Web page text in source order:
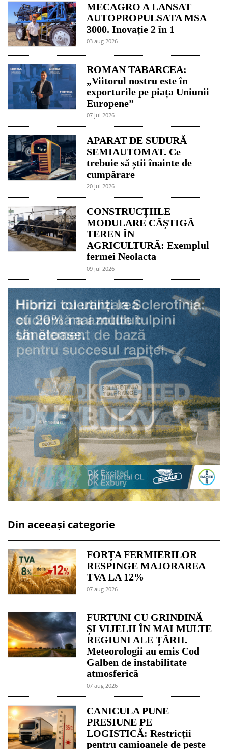
MECAGRO A LANSAT
AUTOPROPULSATA MSA
3000. Inovație 2 în 1
03 aug 2026
ROMAN TABARCEA:
„Viitorul nostru este în
exporturile pe piața Uniunii
Europene”
07 jul 2026
APARAT DE SUDURĂ
SEMIAUTOMAT. Ce
trebuie să știi înainte de
cumpărare
20 jul 2026
CONSTRUCȚIILE
MODULARE CÂȘTIGĂ
TEREN ÎN
AGRICULTURĂ: Exemplul
fermei Neolacta
09 jul 2026
Din aceeași categorie
FORȚA FERMIERILOR
RESPINGE MAJORAREA
TVA LA 12%
07 aug 2026
FURTUNI CU GRINDINĂ
ȘI VIJELII ÎN MAI MULTE
REGIUNI ALE ȚĂRII.
Meteorologii au emis Cod
Galben de instabilitate
atmosferică
07 aug 2026
CANICULA PUNE
PRESIUNE PE
LOGISTICĂ: Restricții
pentru camioanele de peste